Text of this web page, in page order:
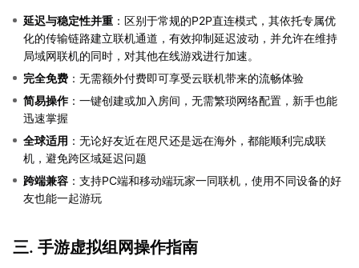
延迟与稳定性并重 ：区别于常规的P2P直连模式，其依托专属优
化的传输链路建立联机通道，有效抑制延迟波动，并允许在维持
局域网联机的同时，对其他在线游戏进行加速。
完全免费 ：无需额外付费即可享受云联机带来的流畅体验
简易操作：一键创建或加入房间，无需繁琐网络配置，新手也能
迅速掌握
全球适用 ：无论好友近在咫尺还是远在海外，都能顺利完成联
机，避免跨区域延迟问题
跨端兼容 ：支持PC端和移动端玩家一同联机，使用不同设备的好
友也能一起游玩
三. 手游虚拟组网操作指南